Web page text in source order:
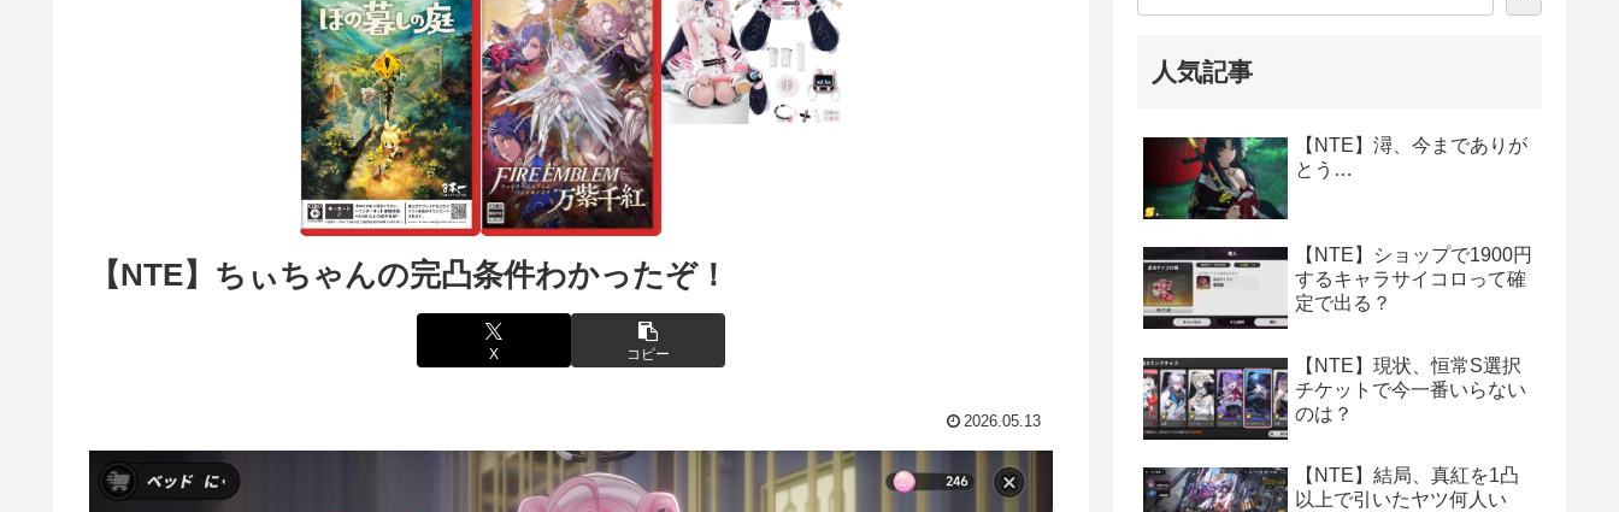
【NTE】ちぃちゃんの完凸条件わかったぞ！
X コピー
2026.05.13
人気記事
【NTE】潯、今までありが
とう…
【NTE】ショップで1900円
するキャラサイコロって確
定で出る？
【NTE】現状、恒常S選択
チケットで今一番いらない
のは？
【NTE】結局、真紅を1凸
以上で引いたヤツ何人い